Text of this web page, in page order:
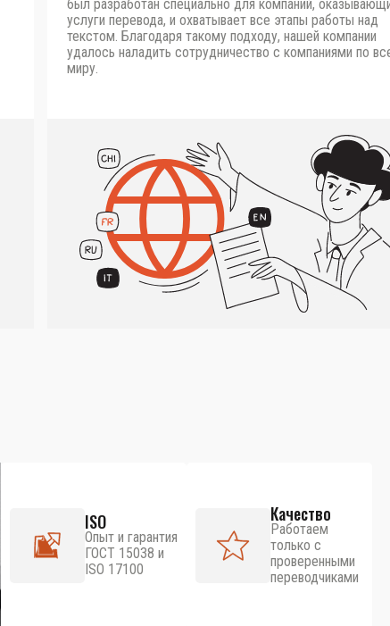
был разработан специально для компаний,
услуги перевода, и охватывает все этапы работы над
текстом. Благодаря такому подходу, нашей компании
удалось наладить сотрудничество с компаниями по
миру.
ISO
Опыт и гарантия
ГОСТ 15038 и
ISO 17100
Качество
Работаем
только с
проверенными
переводчиками